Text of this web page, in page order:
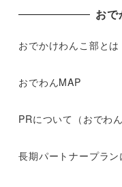
おで
おでかけわんこ部とは
おでわんMAP
PRについて（おでわん
長期パートナープラン